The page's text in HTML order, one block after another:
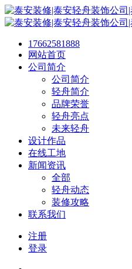
17662581888
网站首页
公司简介
公司简介
轻舟简介
品牌荣誉
轻舟亮点
未来轻舟
设计作品
在线工地
新闻资讯
全部
轻舟动态
装修攻略
联系我们
注册
登录